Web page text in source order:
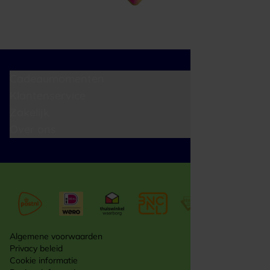
Algemene voorwaarden
Privacy beleid
Cookie informatie